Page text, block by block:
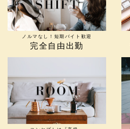
ノルマなし！短期バイト歓迎
完全自由出勤